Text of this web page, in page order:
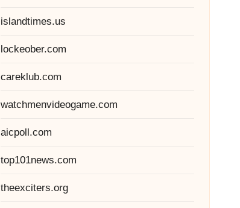
islandtimes.us
lockeober.com
careklub.com
watchmenvideogame.com
aicpoll.com
top101news.com
theexciters.org